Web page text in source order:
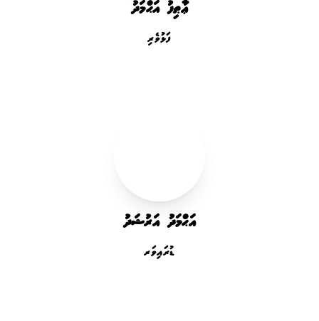
ޢާޠިފު އަޙްމަދު
ފަޅުވެރި
އަޙްމަދު އަރުޝަދު
ޑުރައިވަރ